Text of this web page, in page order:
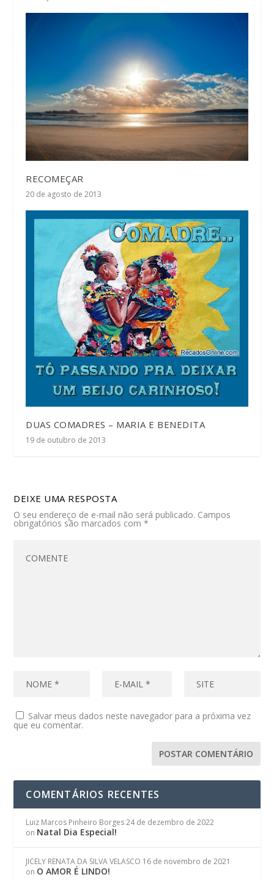
RECOMEÇAR
20 de agosto de 2013
DUAS COMADRES – MARIA E BENEDITA
19 de outubro de 2013
DEIXE UMA RESPOSTA
O seu endereço de e-mail não será publicado. Campos
obrigatórios são marcados com*
Salvar meus dados neste navegador para a próxima vez
que eu comentar.
COMENTÁRIOS RECENTES
Luiz Marcos Pinheiro Borges 24 de dezembro de 2022
on Natal Dia Especial!
JICELY RENATA DA SILVA VELASCO 16 de novembro de 2021
on O AMOR É LINDO!